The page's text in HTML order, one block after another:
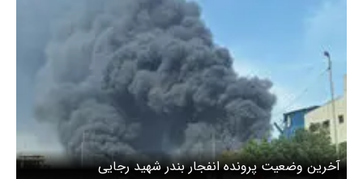
آخرین وضعیت پرونده انفجار بندر شهید رجایی